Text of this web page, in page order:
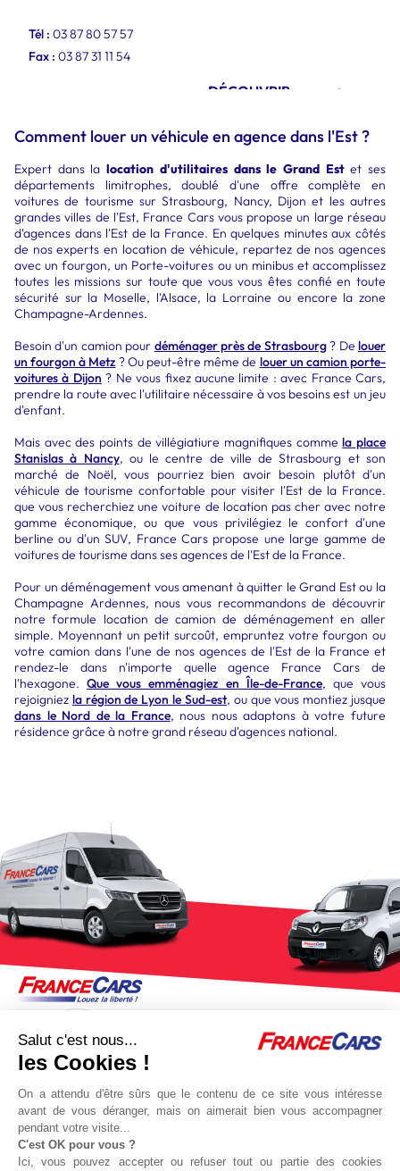
Salut c'est nous...
les Cookies !
On a attendu d'être sûrs que le contenu de ce site vous intéresse
avant de vous déranger, mais on aimerait bien vous accompagner
pendant votre visite...
C'est OK pour vous ?
Ici, vous pouvez accepter ou refuser tout ou partie des cookies
Tél : 03 87 80 57 57
Fax : 03 87 31 11 54
DÉCOUVRIR
Comment louer un véhicule en agence dans l'Est ?
Expert dans lalocation d'utilitaires dans le Grand Estet ses
départements limitrophes, doublé d'une offre complète en
voitures de tourisme sur Strasbourg, Nancy, Dijon et les autres
grandes villes de l'Est, France Cars vous propose un large réseau
d'agences dans l'Est de la France. En quelques minutes aux côtés
de nos experts en location de véhicule, repartez de nos agences
avec un fourgon, un Porte-voitures ou un minibus et accomplissez
toutes les missions sur toute que vous vous êtes confié en toute
sécurité sur la Moselle, l'Alsace, la Lorraine ou encore la zone
Champagne-Ardennes.
Besoin d'un camion pour déménager près de Strasbourg? Delouer
un fourgon à Metz ? Ou peut-être même de louer un camion porte-
voitures à Dijon ? Ne vous fixez aucune limite : avec France Cars,
prendre la route avec l'utilitaire nécessaire à vos besoins est un jeu
d'enfant.
Mais avec des points de villégiatiure magnifiques commela place
Stanislas à Nancy, ou le centre de ville de Strasbourg et son
marché de Noël, vous pourriez bien avoir besoin plutôt d'un
véhicule de tourisme confortable pour visiter l'Est de la France.
que vous recherchiez une voiture de location pas cher avec notre
gamme économique, ou que vous privilégiez le confort d'une
berline ou d'un SUV, France Cars propose une large gamme de
voitures de tourisme dans ses agences de l'Est de la France.
Pour un déménagement vous amenant à quitter le Grand Est ou la
Champagne Ardennes, nous vous recommandons de découvrir
notre formule location de camion de déménagement en aller
simple. Moyennant un petit surcoût, empruntez votre fourgon ou
votre camion dans l'une de nos agences de l'Est de la France et
rendez-le dans n'importe quelle agence France Cars de
l'hexagone.Que vous emménagiez en Île-de-France, que vous
rejoigniez la région de Lyon le Sud-est, ou que vous montiez jusque
dans le Nord de la France, nous nous adaptons à votre future
résidence grâce à notre grand réseau d'agences national.
Jeu concours Delta